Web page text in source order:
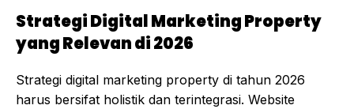
Strategi Digital Marketing Property
yang Relevan di 2026
Strategi digital marketing property di tahun 2026
harus bersifat holistik dan terintegrasi. Website